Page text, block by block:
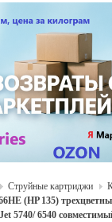
Струйные картриджи
(HP 135)
5740/ 6540